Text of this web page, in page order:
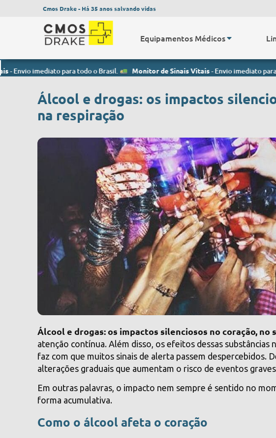
Cmos Drake - Há 35 anos salvando vidas
Equipamentos Médicos
para todo o Brasil. Monitor de Sinais Vitais- Envio imediato para todo o
Álcool e drogas: os impactos
na respiração
Álcool e drogas: os impactos silenciosos no coração, no
atenção contínua. Além disso, os efeitos dessas
faz com que muitos sinais de alerta passem despercebidos.
alterações graduais que aumentam o risco de eventos
Em outras palavras, o impacto nem sempre é sentido no
forma acumulativa.
Como o álcool afeta o coração